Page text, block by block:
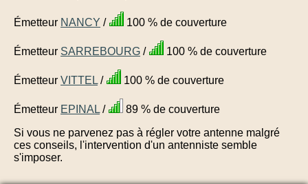
Émetteur NANCY / 100 % de couverture
Émetteur SARREBOURG / 100 % de couverture
Émetteur VITTEL / 100 % de couverture
Émetteur EPINAL /
89 % de couverture
Si vous ne parvenez pas à régler votre antenne malgré
ces conseils, l'intervention d'un antenniste semble
s'imposer.